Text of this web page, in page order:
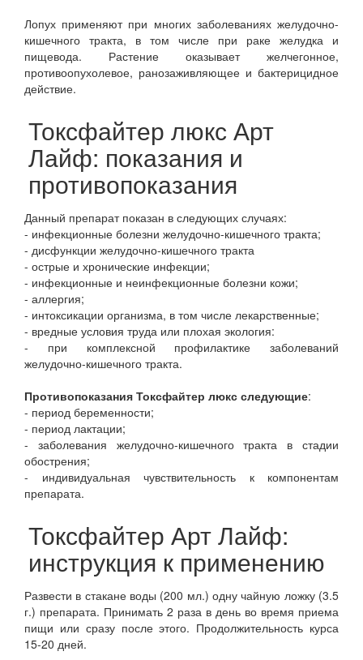
Лопух применяют при многих заболеваниях желудочно-
кишечного тракта, в том числе при раке желудка и
пищевода. Растение оказывает желчегонное,
противоопухолевое, ранозаживляющее и бактерицидное
действие.
Токсфайтер люкс Арт
Лайф: показания и
противопоказания
Данный препарат показан в следующих случаях:
- инфекционные болезни желудочно-кишечного тракта;
- дисфункции желудочно-кишечного тракта
- острые и хронические инфекции;
- инфекционные и неинфекционные болезни кожи;
- аллергия;
- интоксикации организма, в том числе лекарственные;
- вредные условия труда или плохая экология:
- при комплексной профилактике заболеваний
желудочно-кишечного тракта.
Противопоказания Токсфайтер люкс следующие:
- период беременности;
- период лактации;
- заболевания желудочно-кишечного тракта в стадии
обострения;
- индивидуальная чувствительность к компонентам
препарата.
Токсфайтер Арт Лайф:
инструкция к применению
Развести в стакане воды (200 мл.) одну чайную ложку (3.5
г.) препарата. Принимать 2 раза в день во время приема
пищи или сразу после этого. Продолжительность курса
15-20 дней.